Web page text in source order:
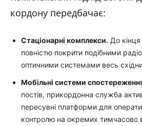
кордону передбачає:
Стаціонарні комплекси. До
повністю покрити подібними
оптичними системами весь
Мобільні системи
постів, прикордонна служба
пересувні платформи для
контролю на окремих тимчасово